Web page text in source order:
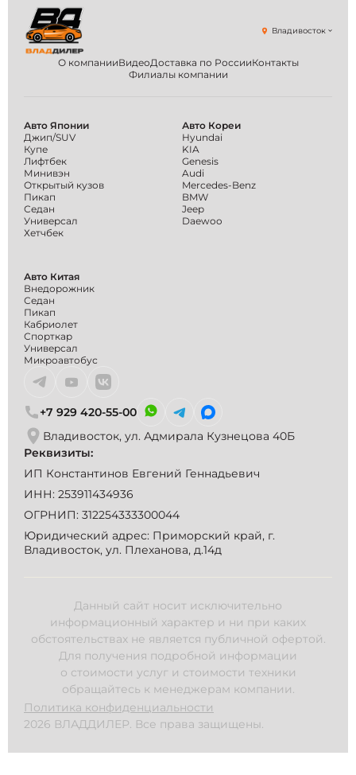
О компанииВидеоДоставка по РоссииКонтакты
Филиалы компании
Владивосток
+7 929 420-55-00
Владивосток, ул. Адмирала Кузнецова 40Б
Реквизиты:
ИП Константинов Евгений Геннадьевич
ИНН: 253911434936
ОГРНИП: 312254333300044
Юридический адрес: Приморский край, г.
Владивосток, ул. Плеханова, д.14д
Авто Японии
Джип/SUV
Купе
Лифтбек
Минивэн
Открытый кузов
Пикап
Седан
Универсал
Хетчбек
Авто Кореи
Hyundai
KIA
Genesis
Audi
Mercedes-Benz
BMW
Jeep
Daewoo
Авто Китая
Внедорожник
Седан
Пикап
Кабриолет
Спорткар
Универсал
Микроавтобус
2026 ВЛАДДИЛЕР. Все права защищены.
Данный сайт носит исключительно
информационный характер и ни при каких
обстоятельствах не является публичной офертой.
Для получения подробной информации
о стоимости услуг и стоимости техники
обращайтесь к менеджерам компании.
Политика конфиденциальности